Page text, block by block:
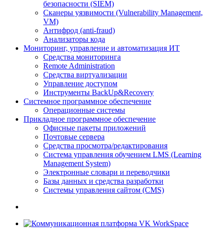
безопасности (SIEM)
Сканеры уязвимости (Vulnerability Management,
VM)
Антифрод (anti-fraud)
Анализаторы кода
Мониторинг, управление и автоматизация ИТ
Средства мониторинга
Remote Administration
Средства виртуализации
Управление доступом
Инструменты BackUp&Recovery
Системное программное обеспечение
Операционные системы
Прикладное программное обеспечение
Офисные пакеты приложений
Почтовые сервера
Средства просмотра/редактирования
Система управления обучением LMS (Learning
Management System)
Электронные словари и переводчики
Базы данных и средства разработки
Системы управления сайтом (CMS)